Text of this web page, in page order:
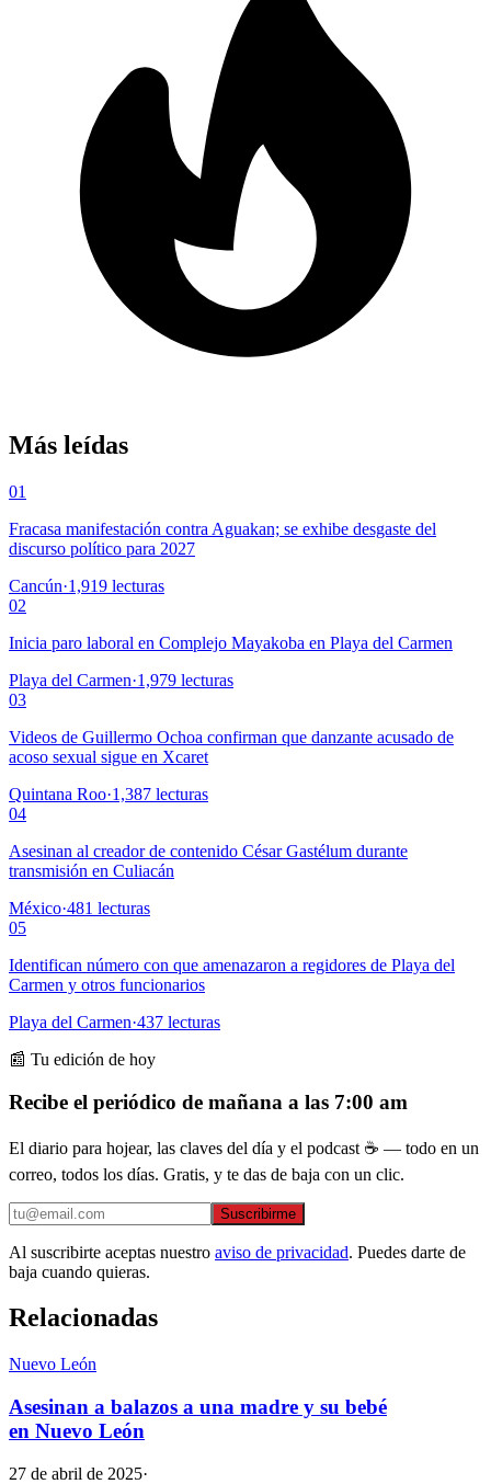
Más leídas
01
Fracasa manifestación contra Aguakan; se exhibe desgaste del
discurso político para 2027
Cancún·1,919 lecturas
02
Inicia paro laboral en Complejo Mayakoba en Playa del Carmen
Playa del Carmen·1,979 lecturas
03
Videos de Guillermo Ochoa confirman que danzante acusado de
acoso sexual sigue en Xcaret
Quintana Roo·1,387 lecturas
04
Asesinan al creador de contenido César Gastélum durante
transmisión en Culiacán
México·481 lecturas
05
Identifican número con que amenazaron a regidores de Playa del
Carmen y otros funcionarios
Playa del Carmen·437 lecturas
📰 Tu edición de hoy
Recibe el periódico de mañana a las 7:00 am
El diario para hojear, las claves del día y el podcast ☕ — todo en un
correo, todos los días. Gratis, y te das de baja con un clic.
Suscribirme
Al suscribirte aceptas nuestro aviso de privacidad. Puedes darte de
baja cuando quieras.
Relacionadas
Nuevo León
Asesinan a balazos a una madre y su bebé
en Nuevo León
27 de abril de 2025·